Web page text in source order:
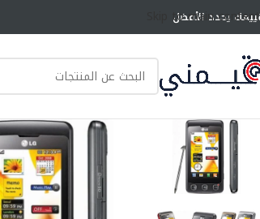
Skip to main content
يحدد الأفضل